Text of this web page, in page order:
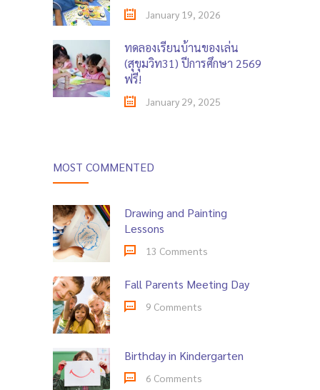
January 19, 2026
ทดลองเรียนบ้านของเล่น
(สุขุมวิท31) ปีการศึกษา 2569
ฟรี!
January 29, 2025
MOST COMMENTED
Drawing and Painting
Lessons
13 Comments
Fall Parents Meeting Day
9 Comments
Birthday in Kindergarten
6 Comments